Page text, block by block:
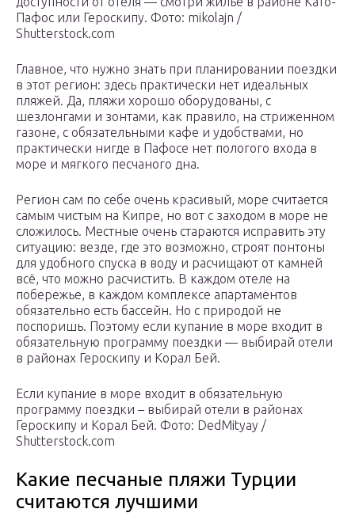
Пафос или Героскипу. Фото: mikolajn /
Shutterstock.com
Главное, что нужно знать при планировании поездки
в этот регион: здесь практически нет идеальных
пляжей. Да, пляжи хорошо оборудованы, с
шезлонгами и зонтами, как правило, на стриженном
газоне, с обязательными кафе и удобствами, но
практически нигде в Пафосе нет пологого входа в
море и мягкого песчаного дна.
Регион сам по себе очень красивый, море считается
самым чистым на Кипре, но вот с заходом в море не
сложилось. Местные очень стараются исправить эту
ситуацию: везде, где это возможно, строят понтоны
для удобного спуска в воду и расчищают от камней
всё, что можно расчистить. В каждом отеле на
побережье, в каждом комплексе апартаментов
обязательно есть бассейн. Но с природой не
поспоришь. Поэтому если купание в море входит в
обязательную программу поездки — выбирай отели
в районах Героскипу и Корал Бей.
Если купание в море входит в обязательную
программу поездки – выбирай отели в районах
Героскипу и Корал Бей. Фото: DedMityay /
Shutterstock.com
Какие песчаные пляжи Турции
считаются лучшими